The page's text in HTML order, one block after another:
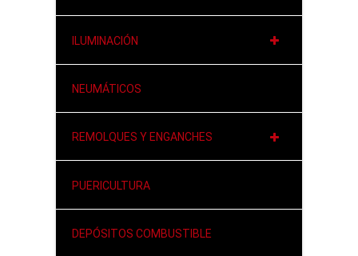
ILUMINACIÓN
NEUMÁTICOS
REMOLQUES Y ENGANCHES
PUERICULTURA
DEPÓSITOS COMBUSTIBLE